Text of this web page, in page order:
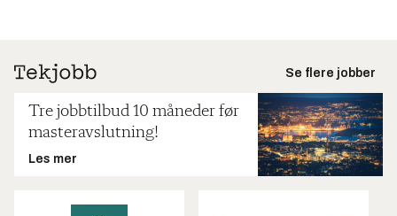
Se flere jobber
Tre jobbtilbud 10 måneder før
masteravslutning!
Les mer